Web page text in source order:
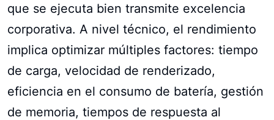
que se ejecuta bien transmite excelencia
corporativa. A nivel técnico, el rendimiento
implica optimizar múltiples factores: tiempo
de carga, velocidad de renderizado,
eficiencia en el consumo de batería, gestión
de memoria, tiempos de respuesta al